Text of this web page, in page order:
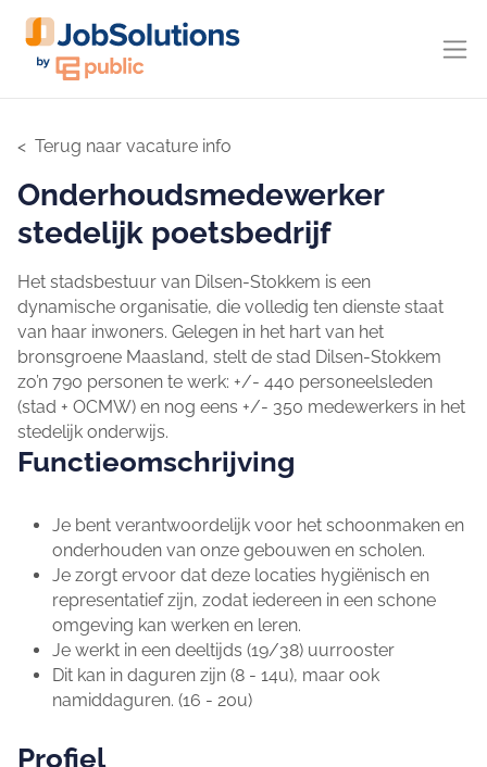
Terug naar vacature info
Onderhoudsmedewerker
stedelijk poetsbedrijf
Het stadsbestuur van Dilsen-Stokkem is een
dynamische organisatie, die volledig ten dienste staat
van haar inwoners. Gelegen in het hart van het
bronsgroene Maasland, stelt de stad Dilsen-Stokkem
zo’n 790 personen te werk: +/- 440 personeelsleden
(stad + OCMW) en nog eens +/- 350 medewerkers in het
stedelijk onderwijs.
Functieomschrijving
Je bent verantwoordelijk voor het schoonmaken en
onderhouden van onze gebouwen en scholen.
Je zorgt ervoor dat deze locaties hygiënisch en
representatief zijn, zodat iedereen in een schone
omgeving kan werken en leren.
Je werkt in een deeltijds (19/38) uurrooster
Dit kan in daguren zijn (8 - 14u), maar ook
namiddaguren. (16 - 20u)
Profiel